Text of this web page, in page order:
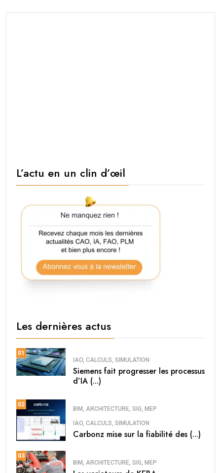
L’actu en un clin d’œil
Les dernières actus
01
IAO, CALCULS, SIMULATION
Siemens fait progresser les processus
d’IA (...)
02
BIM, ARCHITECTURE, SIG, MEP
IAO, CALCULS, SIMULATION
Carbonz mise sur la fiabilité des (...)
03
BIM, ARCHITECTURE, SIG, MEP